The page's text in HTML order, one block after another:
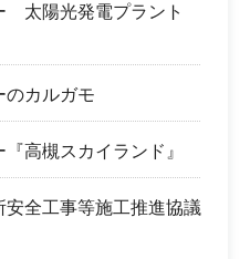
太陽光発電プラント
のカルガモ
高槻スカイランド』
全工事等施工推進協議